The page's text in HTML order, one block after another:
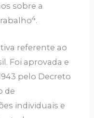
sobre a
4.
referente ao
Foi aprovada e
pelo Decreto
de
individuais e